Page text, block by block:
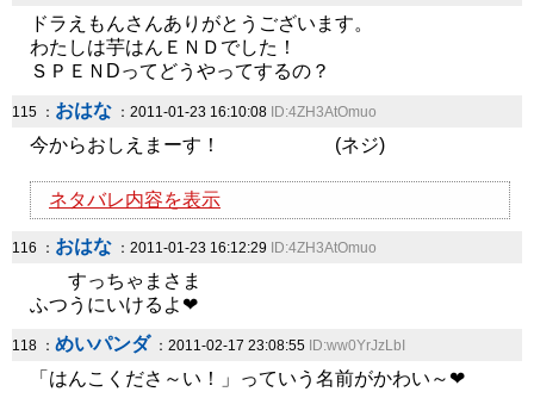
ドラえもんさんありがとうございます。
わたしは芋はんＥＮＤでした！
ＳＰＥＮDってどうやってするの？
115 ： おはな ：2011-01-23 16:10:08 ID:4ZH3AtOmuo
今からおしえまーす！ (ネジ)
ネタバレ内容を表示
116 ： おはな ：2011-01-23 16:12:29 ID:4ZH3AtOmuo
すっちゃまさま
ふつうにいけるよ❤
118 ： めいパンダ ：2011-02-17 23:08:55 ID:ww0YrJzLbI
「はんこくださ～い！」っていう名前がかわい～❤